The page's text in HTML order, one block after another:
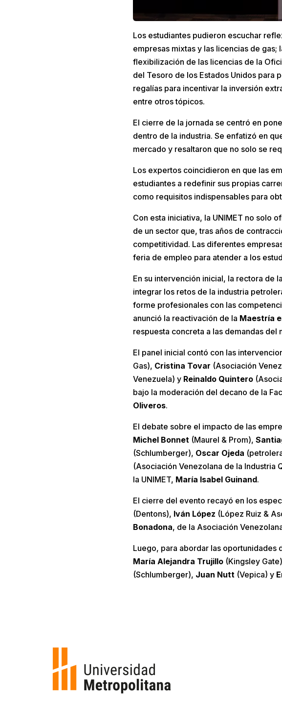
Los estudiantes pudieron escuchar
empresas mixtas y las licencias de
flexibilización de las licencias de la
del Tesoro de los Estados Unidos para
regalías para incentivar la inversión
entre otros tópicos.
El cierre de la jornada se centró en
dentro de la industria. Se enfatizó en
mercado y resaltaron que no solo se
Los expertos coincidieron en que las
estudiantes a redefinir sus propias
como requisitos indispensables para
Con esta iniciativa, la UNIMET no solo
de un sector que, tras años de
competitividad. Las diferentes
feria de empleo para atender a los
​En su intervención inicial, la rectora de
integrar los retos de la industria
forme profesionales con las
anunció la reactivación de la Maestría
respuesta concreta a las demandas del
El panel inicial contó con las
Gas), Cristina Tovar (Asociación
Venezuela) y Reinaldo Quintero
bajo la moderación del decano de la
Oliveros.
El debate sobre el impacto de las
Michel Bonnet (Maurel & Prom),
(Schlumberger), Oscar Ojeda
(Asociación Venezolana de la Industria
la UNIMET, María Isabel Guinand.
El cierre del evento recayó en los
(Dentons), Iván López (López Ruiz &
Bonadona, de la Asociación
Luego, para abordar las oportunidades
María Alejandra Trujillo (Kingsley
(Schlumberger), Juan Nutt (Vepica) y